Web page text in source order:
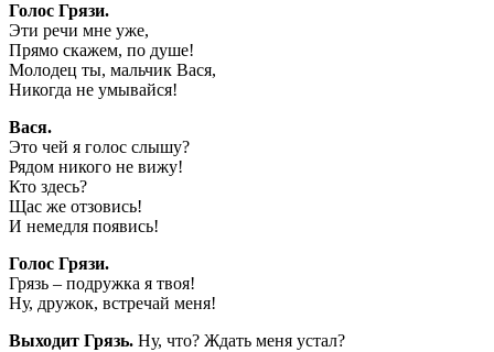
Голос Грязи.
Эти речи мне уже,
Прямо скажем, по душе!
Молодец ты, мальчик Вася,
Никогда не умывайся!
Вася.
Это чей я голос слышу?
Рядом никого не вижу!
Кто здесь?
Щас же отзовись!
И немедля появись!
Голос Грязи.
Грязь – подружка я твоя!
Ну, дружок, встречай меня!
Выходит Грязь. Ну, что? Ждать меня устал?